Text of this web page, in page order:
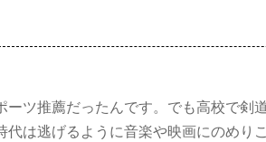
ツ推薦だったんです。でも高校で剣
は逃げるように音楽や映画にのめり